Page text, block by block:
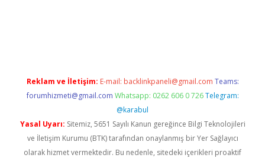
Reklam ve İletişim: E-mail: backlinkpaneli@gmail.com Teams:
forumhizmeti@gmail.com Whatsapp: 0262 606 0 726 Telegram:
@karabul
Yasal Uyarı: Sitemiz, 5651 Sayılı Kanun gereğince Bilgi Teknolojileri
ve İletişim Kurumu (BTK) tarafından onaylanmış bir Yer Sağlayıcı
olarak hizmet vermektedir. Bu nedenle, sitedeki içerikleri proaktif